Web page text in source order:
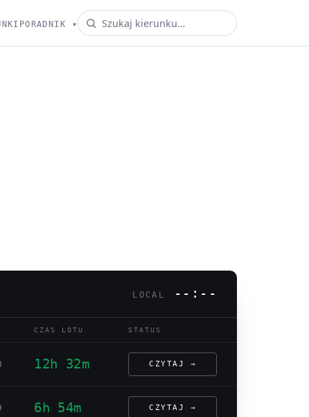
PORADNIK ▾
LOCAL --:--
CZAS LOTU STATUS
12h 32m CZYTAJ →
6h 54m CZYTAJ →